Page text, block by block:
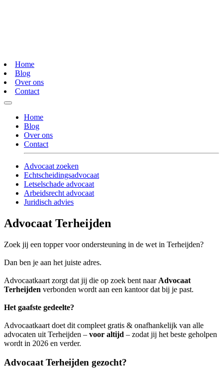
Home
Blog
Over ons
Contact
Home
Blog
Over ons
Contact
Advocaat zoeken
Echtscheidingsadvocaat
Letselschade advocaat
Arbeidsrecht advocaat
Juridisch advies
Advocaat Terheijden
Zoek jij een topper voor ondersteuning in de wet in Terheijden?
Dan ben je aan het juiste adres.
Advocaatkaart zorgt dat jij die op zoek bent naar Advocaat
Terheijden verbonden wordt aan een kantoor dat bij je past.
Het gaafste gedeelte?
Advocaatkaart doet dit compleet gratis & onafhankelijk van alle
advocaten uit Terheijden – voor altijd – zodat jij het beste geholpen
wordt in 2026 en verder.
Advocaat Terheijden gezocht?